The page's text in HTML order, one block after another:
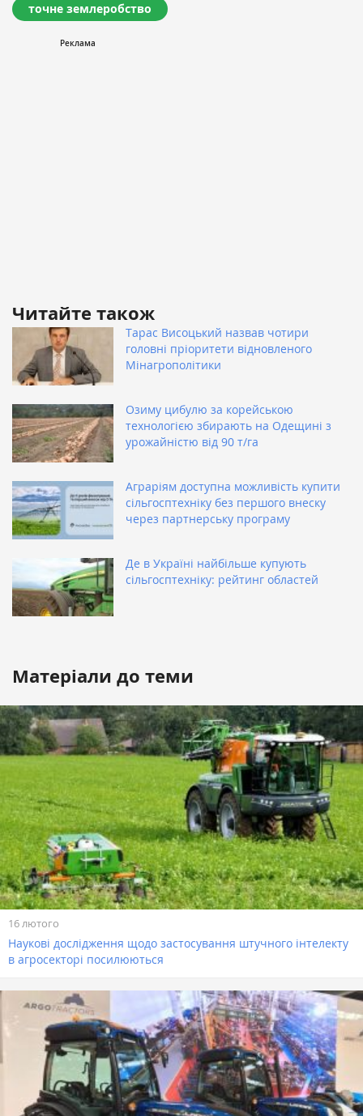
точне землеробство
Читайте також
Тарас Висоцький назвав чотири
головні пріоритети відновленого
Мінагрополітики
Озиму цибулю за корейською
технологією збирають на Одещині з
урожайністю від 90 т/га
Аграріям доступна можливість купити
сільгосптехніку без першого внеску
через партнерську програму
Де в Україні найбільше купують
сільгосптехніку: рейтинг областей
Матеріали до теми
16 лютого
Наукові дослідження щодо застосування штучного інтелекту
в агросекторі посилюються